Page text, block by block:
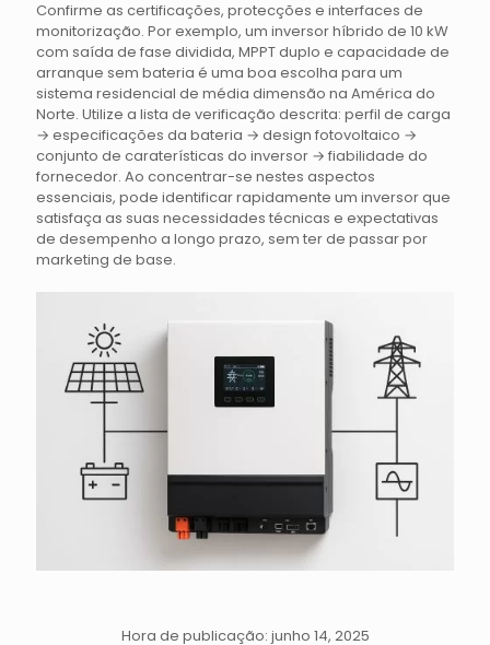
Confirme as certificações, protecções e interfaces de
monitorização. Por exemplo, um inversor híbrido de 10 kW
com saída de fase dividida, MPPT duplo e capacidade de
arranque sem bateria é uma boa escolha para um
sistema residencial de média dimensão na América do
Norte. Utilize a lista de verificação descrita: perfil de carga
→ especificações da bateria → design fotovoltaico →
conjunto de caraterísticas do inversor → fiabilidade do
fornecedor. Ao concentrar-se nestes aspectos
essenciais, pode identificar rapidamente um inversor que
satisfaça as suas necessidades técnicas e expectativas
de desempenho a longo prazo, sem ter de passar por
marketing de base.
Hora de publicação: junho 14, 2025